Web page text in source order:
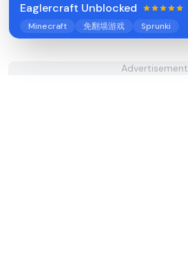
Eaglercraft Unblocked
Minecraft 免翻墙游戏 Sprunki
Advertisement